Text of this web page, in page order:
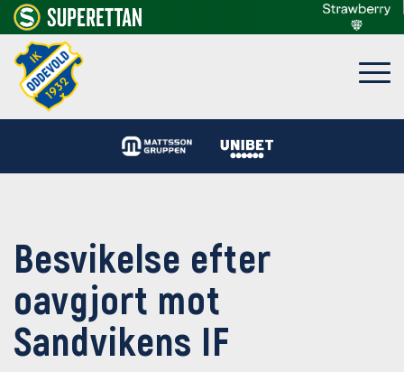
Besvikelse efter
oavgjort mot
Sandvikens IF